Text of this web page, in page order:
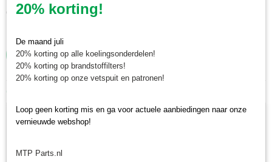
deze sticker, voor uw Yanmar SA 221.
20% korting!
De maand juli
20% korting op alle koelingsonderdelen!
20% korting op brandstoffilters!
20% korting op onze vetspuit en patronen!
Loop geen korting mis en ga voor actuele aanbiedingen naar onze
vernieuwde webshop!
MTP Parts.nl